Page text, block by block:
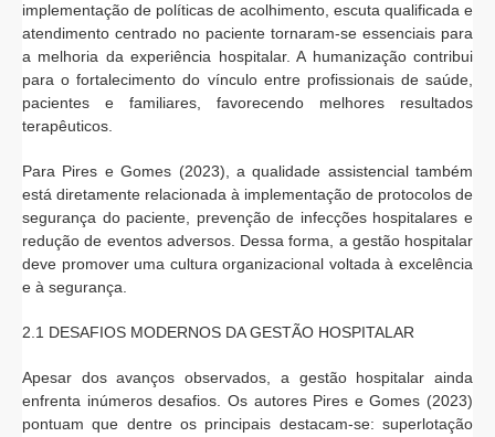
implementação de políticas de acolhimento, escuta qualificada e
atendimento centrado no paciente tornaram-se essenciais para
a melhoria da experiência hospitalar. A humanização contribui
para o fortalecimento do vínculo entre profissionais de saúde,
pacientes e familiares, favorecendo melhores resultados
terapêuticos.
Para Pires e Gomes (2023), a qualidade assistencial também
está diretamente relacionada à implementação de protocolos de
segurança do paciente, prevenção de infecções hospitalares e
redução de eventos adversos. Dessa forma, a gestão hospitalar
deve promover uma cultura organizacional voltada à excelência
e à segurança.
2.1 DESAFIOS MODERNOS DA GESTÃO HOSPITALAR
Apesar dos avanços observados, a gestão hospitalar ainda
enfrenta inúmeros desafios. Os autores Pires e Gomes (2023)
pontuam que dentre os principais destacam-se: superlotação